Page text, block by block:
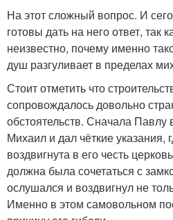
На этот сложный вопрос. И
готовы дать на него ответ, так
неизвестно, почему именно
душ разгуливает в пределах
Стоит отметить что
сопровождалось довольно
обстоятельств. Сначала Павлу
Михаил и дал чёткие
воздвигнута в его честь
должна была сочетаться с
ослушался и воздвигнул не
Именно в этом самовольном